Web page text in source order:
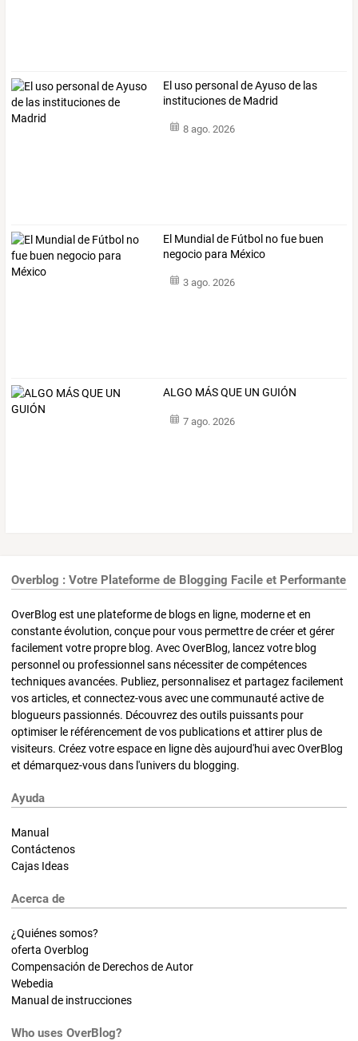
El uso personal de Ayuso de las
instituciones de Madrid
8 ago. 2026
El Mundial de Fútbol no fue buen
negocio para México
3 ago. 2026
ALGO MÁS QUE UN GUIÓN
7 ago. 2026
Overblog : Votre Plateforme de Blogging Facile et Performante
OverBlog est une plateforme de blogs en ligne, moderne et en
constante évolution, conçue pour vous permettre de créer et gérer
facilement votre propre blog. Avec OverBlog, lancez votre blog
personnel ou professionnel sans nécessiter de compétences
techniques avancées. Publiez, personnalisez et partagez facilement
vos articles, et connectez-vous avec une communauté active de
blogueurs passionnés. Découvrez des outils puissants pour
optimiser le référencement de vos publications et attirer plus de
visiteurs. Créez votre espace en ligne dès aujourd'hui avec OverBlog
et démarquez-vous dans l'univers du blogging.
Ayuda
Manual
Contáctenos
Cajas Ideas
Acerca de
¿Quiénes somos?
oferta Overblog
Compensación de Derechos de Autor
Webedia
Manual de instrucciones
Who uses OverBlog?